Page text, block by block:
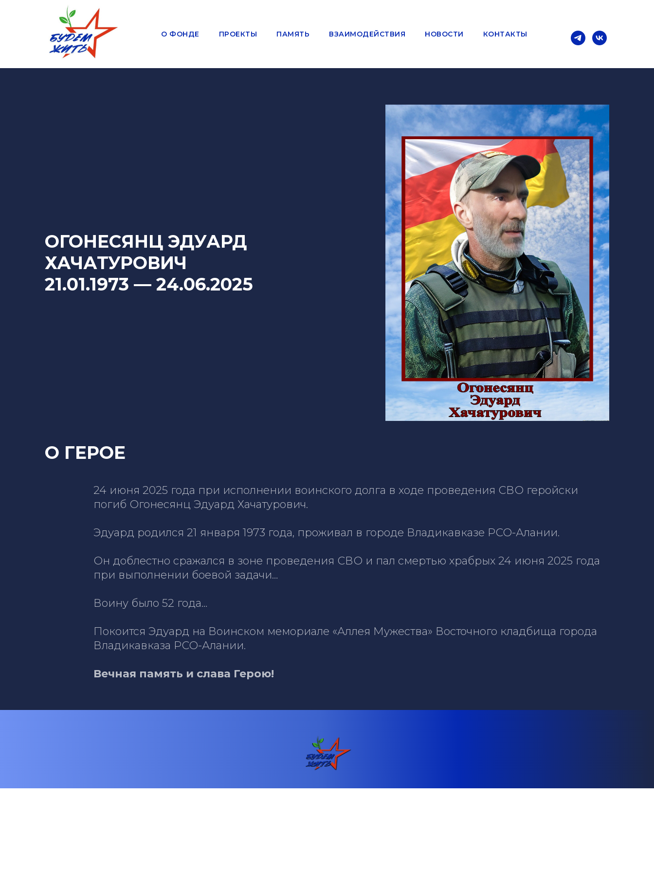
О ФОНДЕ ПРОЕКТЫ ПАМЯТЬ ВЗАИМОДЕЙСТВИЯ НОВОСТИ КОНТАКТЫ
ОГОНЕСЯНЦ ЭДУАРД
ХАЧАТУРОВИЧ
21.01.1973 — 24.06.2025
О ГЕРОЕ
24 июня 2025 года при исполнении воинского долга в ходе проведения СВО геройски
погиб Огонесянц Эдуард Хачатурович.
Эдуард родился 21 января 1973 года, проживал в городе Владикавказе РСО-Алании.
Он доблестно сражался в зоне проведения СВО и пал смертью храбрых 24 июня 2025 года
при выполнении боевой задачи…
Воину было 52 года…
Покоится Эдуард на Воинском мемориале «Аллея Мужества» Восточного кладбища города
Владикавказа РСО-Алании.
Вечная память и слава Герою!